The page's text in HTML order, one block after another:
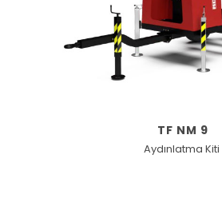
TF NM 9
Aydınlatma Kiti